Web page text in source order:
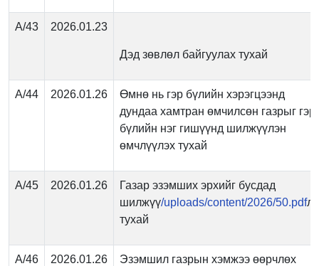
А/43 2026.01.23
Дэд зөвлөл байгуулах тухай
А/44 2026.01.26
Өмнө нь гэр бүлийн хэрэгцээнд
дундаа хамтран өмчилсөн газрыг гэр
бүлийн нэг гишүүнд шилжүүлэн
өмчлүүлэх тухай
А/45 2026.01.26
Газар эзэмших эрхийг бусдад
шилжүү/uploads/content/2026/50.pdf
тухай
А/46 2026.01.26
Эзэмшил газрын хэмжээ өөрчлөх